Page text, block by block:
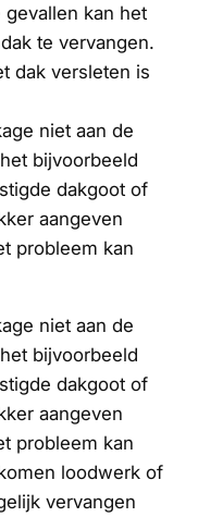
gevallen kan het
te vervangen.
dak versleten is
niet aan de
bijvoorbeeld
dakgoot of
aangeven
probleem kan
niet aan de
bijvoorbeeld
dakgoot of
aangeven
probleem kan
loodwerk of
vervangen